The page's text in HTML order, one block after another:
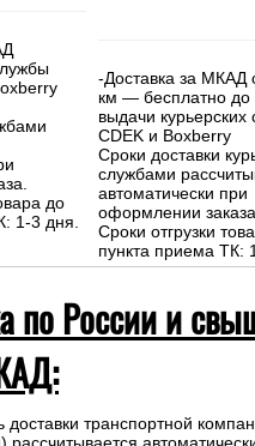
до
1-3 дня.
-Доставка за МКАД
км — бесплатно до
выдачи курьерских
CDEK и Boxberry
Сроки доставки
службами
автоматически при
оформлении
Сроки отгрузки
пункта приема ТК:
по России и
доставки транспортной